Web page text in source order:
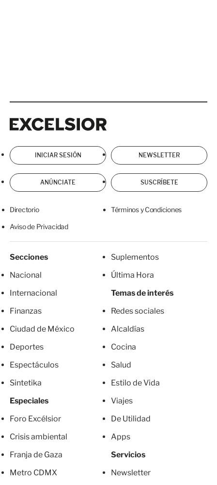
INICIAR SESIÓN NEWSLETTER
ANÚNCIATE SUSCRÍBETE
Directorio Términos y Condiciones
Aviso de Privacidad
Secciones
Nacional
Internacional
Finanzas
Ciudad de México
Deportes
Espectáculos
Sintetika
Especiales
Foro Excélsior
Crisis ambiental
Franja de Gaza
Metro CDMX
Suplementos
Última Hora
Temas de interés
Redes sociales
Alcaldías
Cocina
Salud
Estilo de Vida
Viajes
De Utilidad
Apps
Servicios
Newsletter